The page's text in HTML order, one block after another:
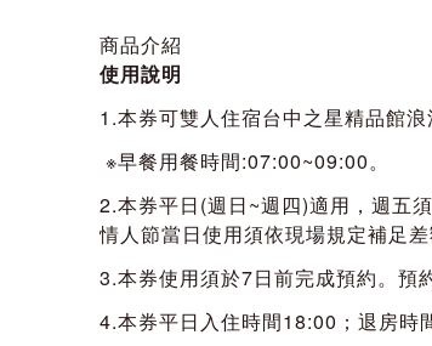
商品介紹
使用說明
1.本券可雙人住宿台中之星精品館
※早餐用餐時間:07:00~09:00。
2.本券平日(週日~週四)適用，週五
情人節當日使用須依現場規定補足差
3.本券使用須於7日前完成預約。預
4.本券平日入住時間18:00；退房時